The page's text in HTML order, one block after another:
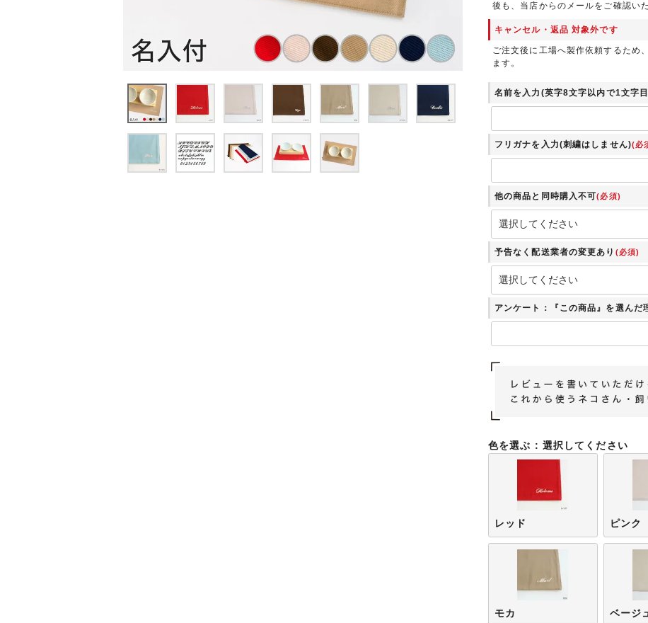
後も、当店からのメールをご確認い
キャンセル・返品 対象外です
ご注文後に工場へ製作依頼するため
ます。
名前を入力(英字8文字以内で1文字
フリガナを入力(刺繍はしません)(必
他の商品と同時購入不可(必須)
予告なく配送業者の変更あり (必須)
アンケート：『この商品』を選んだ
色を選ぶ 選択してください
レッド ピンク
モカ ベージ